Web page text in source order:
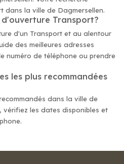
dans la ville de Dagmersellen.
Transport?
d'un Transport et au alentour
des meilleures adresses
numéro de téléphone ou prendre
les plus recommandées
dans la ville de
vérifiez les dates disponibles et